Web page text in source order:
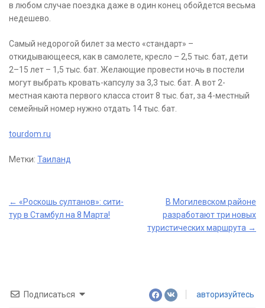
в любом случае поездка даже в один конец обойдется весьма
недешево.
Самый недорогой билет за место «стандарт» –
откидывающееся, как в самолете, кресло – 2,5 тыс. бат, дети
2–15 лет – 1,5 тыс. бат. Желающие провести ночь в постели
могут выбрать кровать-капсулу за 3,3 тыс. бат. А вот 2-
местная каюта первого класса стоит 8 тыс. бат, за 4-местный
семейный номер нужно отдать 14 тыс. бат.
tourdom.ru
Метки: Таиланд
Post
← «Роскошь султанов»: сити-
тур в Стамбул на 8 Марта!
В Могилевском районе
разработают три новых
туристических маршрута →
Подписаться авторизуйтесь